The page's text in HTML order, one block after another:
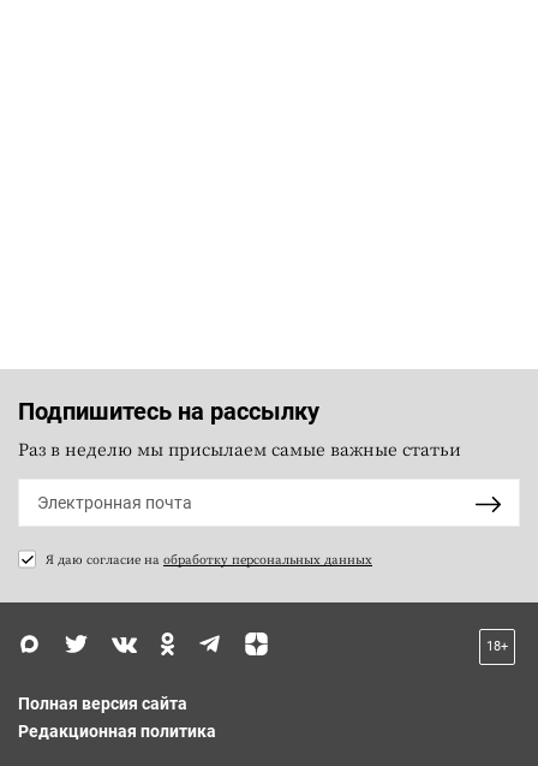
Подпишитесь на рассылку
Раз в неделю мы присылаем самые важные статьи
Я даю согласие на обработку персональных данных
18+
Полная версия сайта
Редакционная политика